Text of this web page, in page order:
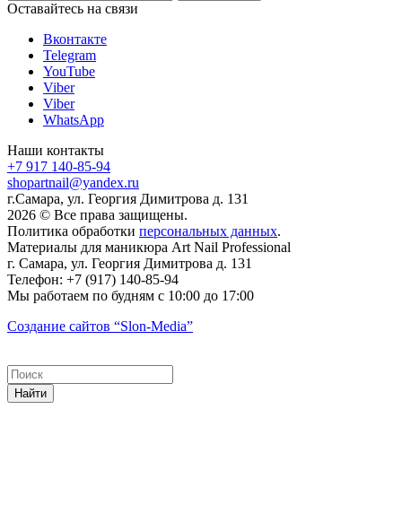
Оставайтесь на связи
Вконтакте
Telegram
YouTube
Viber
Viber
WhatsApp
Наши контакты
+7 917 140-85-94
shopartnail@yandex.ru
г.Самара, ул. Георгия Димитрова д. 131
2026 © Все права защищены.
Политика обработки персональных данных.
Материалы для маникюра Art Nail Professional
г. Самара, ул. Георгия Димитрова д. 131
Телефон: +7 (917) 140-85-94
Мы работаем по будням с 10:00 до 17:00
Создание сайтов “Slon-Media”
Найти